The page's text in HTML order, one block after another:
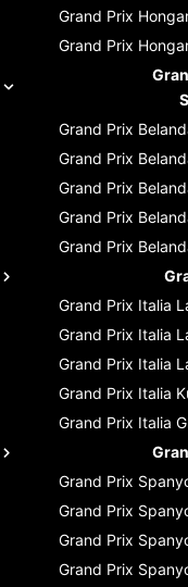
Grand Prix
Grand Prix
Grand Prix
Grand Prix
Grand Prix
Grand Prix
Grand Prix
Grand Prix Italia
Grand Prix Italia
Grand Prix Italia
Grand Prix Italia
Grand Prix Italia
Grand Prix
Grand Prix
Grand Prix
Grand Prix